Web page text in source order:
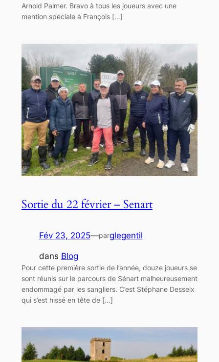
Arnold Palmer. Bravo à tous les joueurs avec une
mention spéciale à François […]
Sortie du 22 février – Senart
Fév 23, 2025—parglegentil
dans Blog
‌Pour cette première sortie de l’année, douze joueurs se
sont réunis sur le parcours de Sénart malheureusement
endommagé par les sangliers. C’est Stéphane Desseix
qui s’est hissé en tête de […]